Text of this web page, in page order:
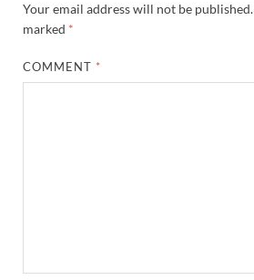
Your email address will not be published.
marked *
COMMENT *